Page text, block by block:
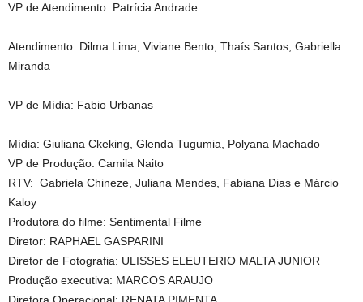
VP de Atendimento: Patrícia Andrade
Atendimento: Dilma Lima, Viviane Bento, Thaís Santos, Gabriella
Miranda
VP de Mídia: Fabio Urbanas
Mídia: Giuliana Ckeking, Glenda Tugumia, Polyana Machado
VP de Produção: Camila Naito
RTV: Gabriela Chineze, Juliana Mendes, Fabiana Dias e Márcio
Kaloy
Produtora do filme: Sentimental Filme
Diretor: RAPHAEL GASPARINI
Diretor de Fotografia: ULISSES ELEUTERIO MALTA JUNIOR
Produção executiva: MARCOS ARAUJO